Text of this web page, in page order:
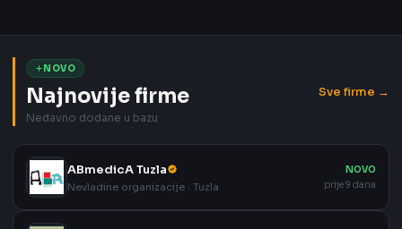
NOVO
Najnovije firme
Nedavno dodane u bazu
Sve firme →
ABmedicA Tuzla
Nevladine organizacije · Tuzla
NOVO
prije 9 dana